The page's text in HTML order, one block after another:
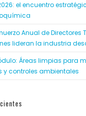
el encuentro
Anual de Directores
lideran la industria
Áreas limpias para
y controles ambientales